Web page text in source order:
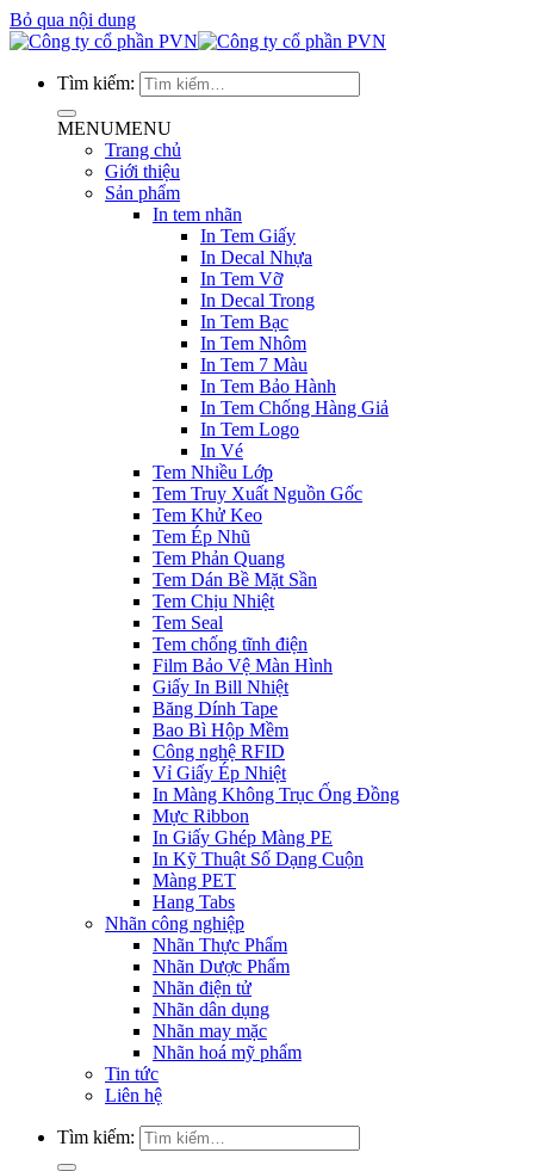
Bỏ qua nội dung
Tìm kiếm:
MENUMENU
Trang chủ
Giới thiệu
Sản phẩm
In tem nhãn
In Tem Giấy
In Decal Nhựa
In Tem Vỡ
In Decal Trong
In Tem Bạc
In Tem Nhôm
In Tem 7 Màu
In Tem Bảo Hành
In Tem Chống Hàng Giả
In Tem Logo
In Vé
Tem Nhiều Lớp
Tem Truy Xuất Nguồn Gốc
Tem Khử Keo
Tem Ép Nhũ
Tem Phản Quang
Tem Dán Bề Mặt Sần
Tem Chịu Nhiệt
Tem Seal
Tem chống tĩnh điện
Film Bảo Vệ Màn Hình
Giấy In Bill Nhiệt
Băng Dính Tape
Bao Bì Hộp Mềm
Công nghệ RFID
Vỉ Giấy Ép Nhiệt
In Màng Không Trục Ống Đồng
Mực Ribbon
In Giấy Ghép Màng PE
In Kỹ Thuật Số Dạng Cuộn
Màng PET
Hang Tabs
Nhãn công nghiệp
Nhãn Thực Phẩm
Nhãn Dược Phẩm
Nhãn điện tử
Nhãn dân dụng
Nhãn may mặc
Nhãn hoá mỹ phẩm
Tin tức
Liên hệ
Tìm kiếm: